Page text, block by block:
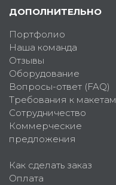
ДОПОЛНИТЕЛЬНО
Портфолио
Наша команда
Отзывы
Оборудование
Вопросы-ответ (FAQ)
Требования к макетам
Сотрудничество
Коммерческие
предложения
Как сделать заказ
Оплата